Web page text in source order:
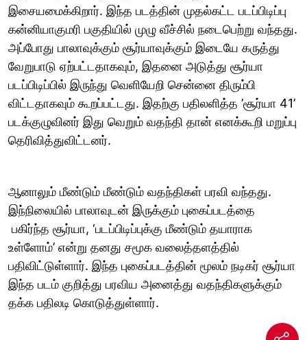
இசையமைக்கிறார். இந்த படத்தின் முதல்கட்ட படப்பிடிப்பு
கன்னியாகுமரி பகுதியில் முழு வீச்சில் நடைபெற்று வந்தது.
அப்போது பாலாவுக்கும் சூர்யாவுக்கும் இடையே கருத்து
வேறுபாடு ஏற்பட்டதாகவும், இதனை அடுத்து சூர்யா
படப்பிடிப்பில் இருந்து வெளியேறி சென்னை திரும்பி
விட்டதாகவும் கூறப்பட்டது. இதற்கு பதிலளித்த ’சூர்யா 41’
படக்குழுவினர் இது வெறும் வதந்தி தான் எனக்கூறி மறுப்பு
தெரிவித்துவிட்டனர்.
ஆனாலும் மீண்டும் மீண்டும் வதந்திகள் பரவி வந்தது.
இந்நிலையில் பாலாவுடன் இருக்கும் புகைப்படத்தை
பகிர்ந்த சூர்யா, ‘படப்பிடிப்புக்கு மீண்டும் தயாராக
உள்ளோம்’ என்று தனது சமூக வலைத்தளத்தில்
பதிவிட்டுள்ளார். இந்த புகைப்படத்தின் மூலம் நடிகர் சூர்யா
இந்த படம் குறித்து பரவிய அனைத்து வதந்திகளுக்கும்
தக்க பதிலடி கொடுத்துள்ளார்.